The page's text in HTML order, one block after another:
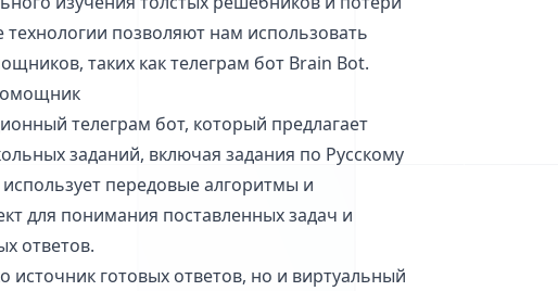
позволяют нам использовать
таких как телеграм бот Brain Bot.
телеграм бот, который предлагает
заданий, включая задания по Русскому
использует передовые алгоритмы и
для понимания поставленных задач и
ответов.
источник готовых ответов, но и виртуальный